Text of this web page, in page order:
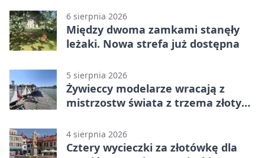
6 sierpnia 2026
Między dwoma zamkami stanęły
leżaki. Nowa strefa już dostępna
5 sierpnia 2026
Żywieccy modelarze wracają z
mistrzostw świata z trzema złotymi
4 sierpnia 2026
Cztery wycieczki za złotówkę dla